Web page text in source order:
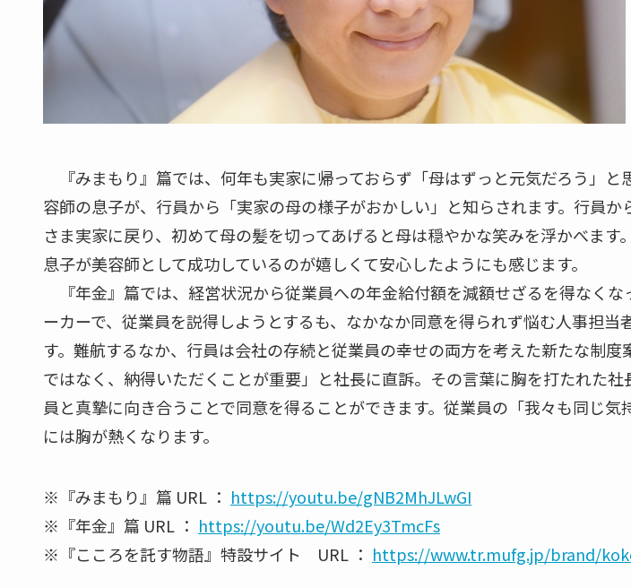
『みまもり』篇では、何年も実家に帰っておらず「母はずっと元気だろう」と
容師の息子が、行員から「実家の母の様子がおかしい」と知らされます。行員か
さま実家に戻り、初めて母の髪を切ってあげると母は穏やかな笑みを浮かべます
息子が美容師として成功しているのが嬉しくて安心したようにも感じます。
『年金』篇では、経営状況から従業員への年金給付額を減額せざるを得なくな
ーカーで、従業員を説得しようとするも、なかなか同意を得られず悩む人事担当
す。難航するなか、行員は会社の存続と従業員の幸せの両方を考えた新たな制度
ではなく、納得いただくことが重要」と社長に直訴。その言葉に胸を打たれた社
員と真摯に向き合うことで同意を得ることができます。従業員の「我々も同じ気
には胸が熱くなります。
※『みまもり』篇 URL ： https://youtu.be/gNB2MhJLwGI
※『年金』篇 URL ： https://youtu.be/Wd2Ey3TmcFs
※『こころを託す物語』特設サイト URL ： https://www.tr.mufg.jp/brand/